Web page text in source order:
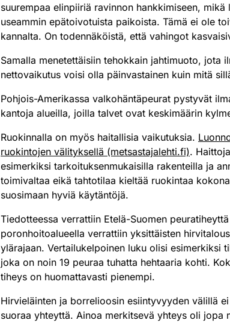
suurempaa elinpiiriä ravinnon hankkimiseen,
useammin epätoivotuista paikoista. Tämä ei ole
kannalta. On todennäköistä, että vahingot
Samalla menetettäisiin tehokkain jahtimuoto, jota
nettovaikutus voisi olla päinvastainen kuin mitä
Pohjois-Amerikassa valkohäntäpeurat pystyvät
kantoja alueilla, joilla talvet ovat keskimäärin
Ruokinnalla on myös haitallisia vaikutuksia.
ruokintojen välityksellä (metsastajalehti.fi).
esimerkiksi tarkoituksenmukaisilla rakenteilla ja
toimivaltaa eikä tahtotilaa kieltää ruokintaa
suosimaan hyviä käytäntöjä.
Tiedotteessa verrattiin Etelä-Suomen
poronhoitoalueella verrattiin yksittäisten
ylärajaan. Vertailukelpoinen luku olisi esimerkiksi
joka on noin 19 peuraa tuhatta hehtaaria kohti.
tiheys on huomattavasti pienempi.
Hirvieläinten ja borrelioosin esiintyvyyden välillä ei
suoraa yhteyttä. Ainoa merkitsevä yhteys oli